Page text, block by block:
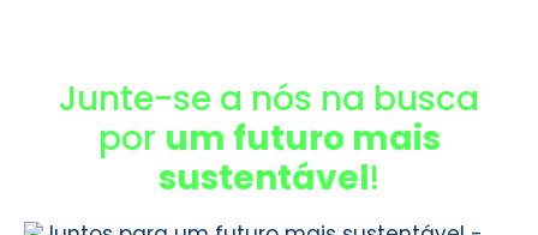
Junte-se a nós na busca
por um futuro mais
sustentável!